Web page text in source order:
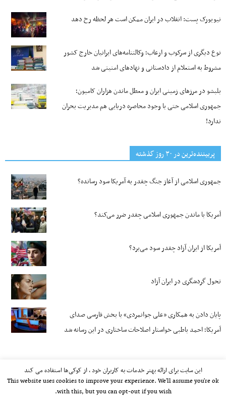
نیویورک پست: انقلاب در ایران ممکن است هر لحظه رخ دهد
نوع دیگری از سرکوب و ارعاب؛ وکالتنامه‌های ایرانیان خارج کشور
مشروط به استعلام از دادستانی و نهادهای امنیتی شد
بلبشو در مرزهای زمینی ایران و معطل ماندن هزاران کامیون؛
جمهوری اسلامی حتی با وجود محاصره دریایی هم مدیریت بحران
ندارد!
پربیننده‌ترین‌ در ۳۰ روز گذشته
جمهوری اسلامی از آغاز جنگ چقدر به آمریکا سود رسانده؟
آمریکا با ماندن جمهوری اسلامی چقدر ضرر می‌کند؟
آمریکا از ایران آزاد چقدر سود می‌برد؟
تحول گردشگری در ایران آزاد
پایان دادن به همکاری «علی جوانمردی» با بخش فارسی صدای
آمریکا؛ احمد باطبی خواستار اصلاحات ساختاری در این رسانه شد
این سایت برای ارائه بهتر خدمات به کاربران خود ، از کوکی‌ها استفاده می کند
This website uses cookies to improve your experience. We'll assume you're ok
with this, but you can opt-out if you wish.